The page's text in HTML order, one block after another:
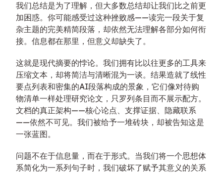
我们总结是为了理解，但大多数总结却让我们比之前更
加困惑。你可能感受过这种挫败感——读完一段关于复
杂主题的完美精简段落，却依然无法理解各部分如何衔
接。信息都在那里，但意义却缺失了。
这就是现代摘要的悖论。我们拥有比以往更多的工具来
压缩文本，却将简洁与清晰混为一谈。结果造就了线性
要点列表和密集的AI段落构成的景象，它们像对待购
物清单一样处理研究论文，只罗列条目而不展示配方。
文档的真正架构——核心论点、支撑证据、隐藏联系
——依然不可见。我们被给予一堆砖块，却被告知这是
一张蓝图。
问题不在于信息量，而在于形式。当我们将一个思想体
系简化为一系列句子时，我们破坏了赋予其意义的关系